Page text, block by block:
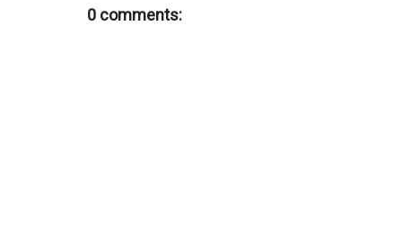
0 comments: